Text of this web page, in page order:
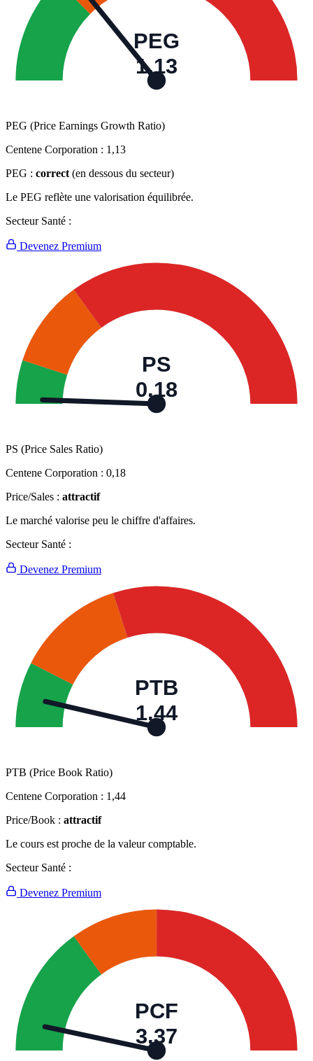
PEG
1,13
PEG (Price Earnings Growth Ratio)
Centene Corporation : 1,13
PEG : correct (en dessous du secteur)
Le PEG reflète une valorisation équilibrée.
Secteur Santé :
Devenez Premium
PS
0,18
PS (Price Sales Ratio)
Centene Corporation : 0,18
Price/Sales : attractif
Le marché valorise peu le chiffre d'affaires.
Secteur Santé :
Devenez Premium
PTB
1,44
PTB (Price Book Ratio)
Centene Corporation : 1,44
Price/Book : attractif
Le cours est proche de la valeur comptable.
Secteur Santé :
Devenez Premium
PCF
3,37